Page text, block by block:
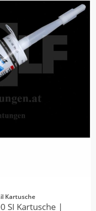
Kartusche
SI Kartusche |